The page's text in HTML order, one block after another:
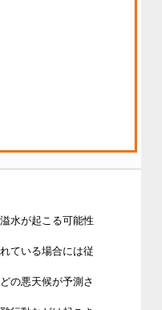
水が起こる可能性
ている場合には従
の悪天候が予測さ